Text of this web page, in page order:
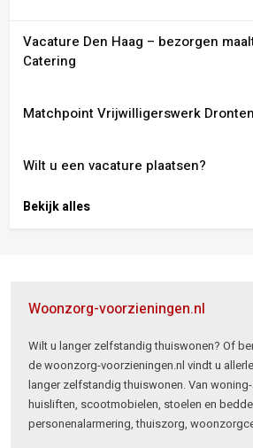
Vacature Den Haag – bezorgen
Catering
Matchpoint Vrijwilligerswerk
Wilt u een vacature plaatsen?
Bekijk alles
Woonzorg-voorzieningen.nl
Wilt u langer zelfstandig thuiswonen? Of
de woonzorg-voorzieningen.nl vindt u
langer zelfstandig thuiswonen. Van
huisliften, scootmobielen, stoelen en
personenalarmering, thuiszorg,